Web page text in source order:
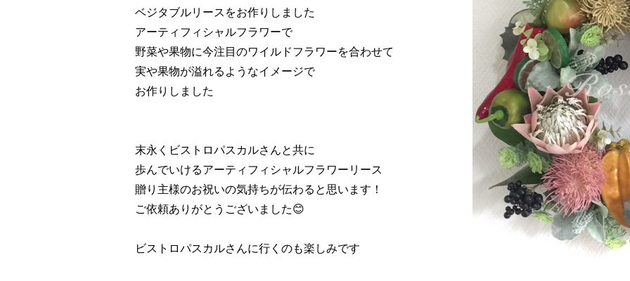
ベジタブルリースをお作りしました
アーティフィシャルフラワーで
野菜や果物に今注目のワイルドフラワーを合わせて
実や果物が溢れるようなイメージで
お作りしました
末永くビストロパスカルさんと共に
歩んでいけるアーティフィシャルフラワーリース
贈り主様のお祝いの気持ちが伝わると思います！
ご依頼ありがとうございました😊
ビストロパスカルさんに行くのも楽しみです